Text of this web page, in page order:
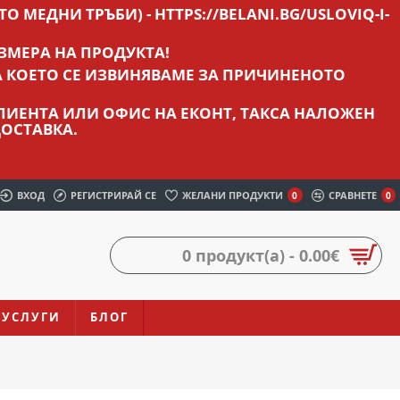
ТРЪБИ) - HTTPS://BELANI.BG/USLOVIQ-I-
НА ПРОДУКТА!
СЕ ИЗВИНЯВАМЕ ЗА ПРИЧИНЕНОТО
ИЛИ ОФИС НА ЕКОНТ, ТАКСА НАЛОЖЕН
ВХОД РЕГИСТРИРАЙ СЕ ЖЕЛАНИ ПРОДУКТИ 0 СРАВНЕТЕ 0
0 продукт(а) - 0.00€
УСЛУГИ БЛОГ